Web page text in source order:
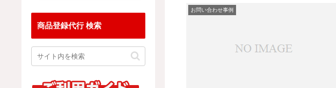
お問い合わせ事例
商品登録代行 検索